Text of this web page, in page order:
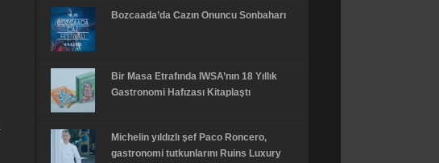
Bozcaada’da Cazın Onuncu Sonbaharı
Bir Masa Etrafında IWSA’nın 18 Yıllık
Gastronomi Hafızası Kitaplaştı
Michelin yıldızlı şef Paco Roncero,
gastronomi tutkunlarını Ruins Luxury